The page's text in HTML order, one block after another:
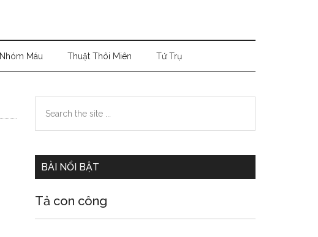
Nhóm Máu Thuật Thôi Miên Tứ Trụ
Primary
Sidebar
the
BÀI NỔI BẬT
Tả con công